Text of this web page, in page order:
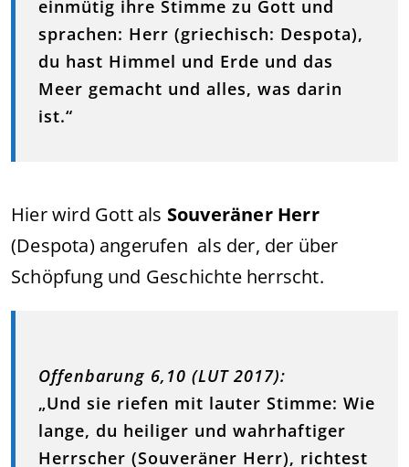
einmütig ihre Stimme zu Gott und
sprachen: Herr (griechisch: Despota),
du hast Himmel und Erde und das
Meer gemacht und alles, was darin
ist.“
Hier wird Gott als Souveräner Herr
(Despota) angerufen als der, der über
Schöpfung und Geschichte herrscht.
Offenbarung 6,10 (LUT 2017):
„Und sie riefen mit lauter Stimme: Wie
lange, du heiliger und wahrhaftiger
Herrscher (Souveräner Herr), richtest